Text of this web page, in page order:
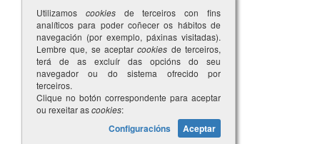
garda
garda-cos
gardar
garganta
garganton
garnacha
garrida
Utilizamos cookiesde terceiros con fins
analíticos para poder coñecer os hábitos de
navegación (por exemplo, páxinas visitadas).
Lembre que, se aceptarcookies de terceiros,
terá de as excluír das opcións do seu
navegador ou do sistema ofrecido por
terceiros.
Clique no botón correspondente para aceptar
ou rexeitar ascookies:
Configuracións Aceptar